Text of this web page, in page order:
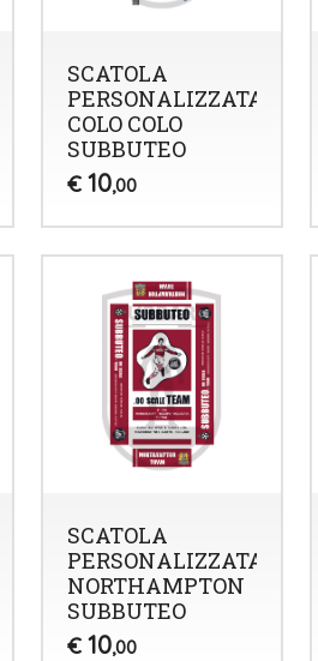
SCATOLA
PERSONALIZZATA
COLO COLO
SUBBUTEO
€ 10,00
SCATOLA
PERSONALIZZATA
NORTHAMPTON
SUBBUTEO
€ 10,00